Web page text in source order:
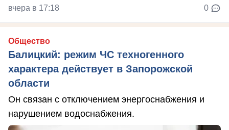
вчера в 17:18 0
Общество
Балицкий: режим ЧС техногенного
характера действует в Запорожской
области
Он связан с отключением энергоснабжения и
нарушением водоснабжения.